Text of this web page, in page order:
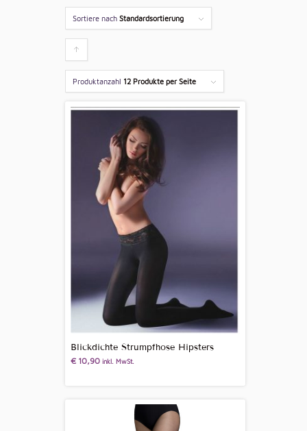
Sortiere nach Standardsortierung
um
die
Produkte
Produktanzahl 12 Produkte per Seite
Blickdichte Strumpfhose Hipsters
€10,90 inkl. MwSt.